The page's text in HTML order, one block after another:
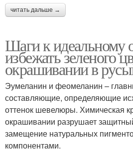
читать дальше →
Шаги к идеальному
избежать зеленого
окрашивании в
Эумеланин и феомеланин –
составляющие, определяющие
оттенок шевелюры. Химическая
окрашивании разрушает
замещение натуральных
компонентами.